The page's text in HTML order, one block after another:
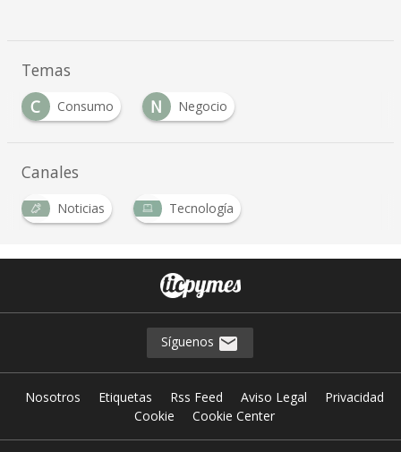
Temas
C
Consumo N Negocio
Canales
Noticias Tecnología
Síguenos
Nosotros Etiquetas Rss Feed Aviso Legal
Privacidad
Cookie
Cookie Center